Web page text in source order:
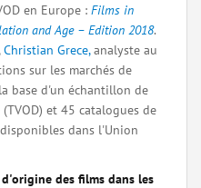
en Europe : Films in
and Age – Edition 2018.
Christian Grece,analyste au
sur les marchés de
base d'un échantillon de
et 45 catalogues de
dans l'Union
des films dans les